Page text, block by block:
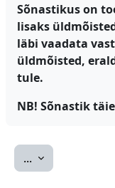
Sõnastikus on
lisaks
läbi vaadata
üldmõisted,
tule.
NB! Sõnastik
... Ekspordi